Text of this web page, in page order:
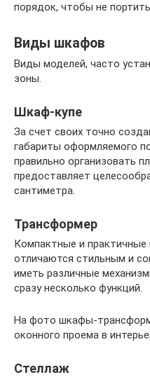
порядок, чтобы не
Виды шкафов
Виды моделей, часто
зоны.
Шкаф-купе
За счет своих точно
габариты оформляемого
правильно организовать
предоставляет
сантиметра.
Трансформер
Компактные и
отличаются стильным и
иметь различные
сразу несколько функций.
На фото шкафы-
оконного проема в
Стеллаж